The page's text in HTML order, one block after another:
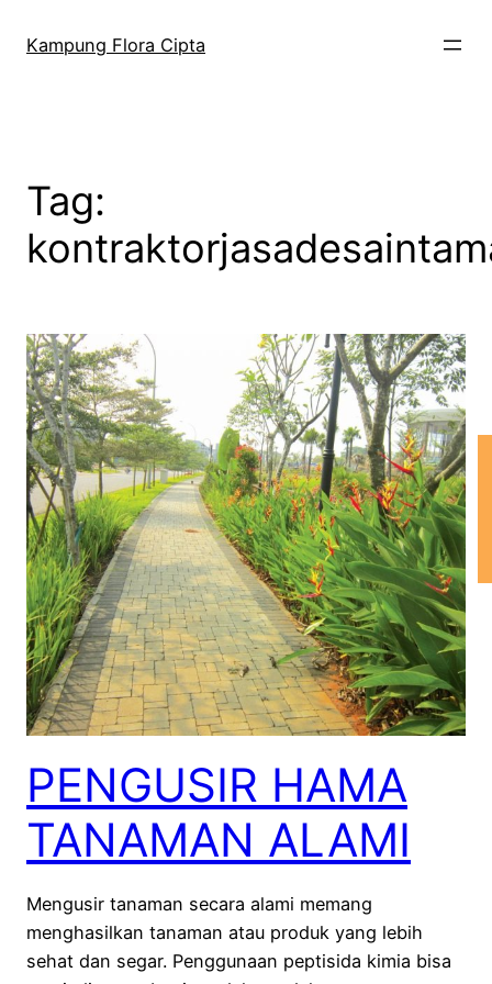
Kampung Flora Cipta
Tag:
PENGUSIR HAMA
TANAMAN ALAMI
Mengusir tanaman secara alami memang
menghasilkan tanaman atau produk yang lebih
sehat dan segar. Penggunaan peptisida kimia bisa